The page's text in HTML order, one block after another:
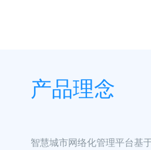
产品理念
智慧城市网络化管理平台基